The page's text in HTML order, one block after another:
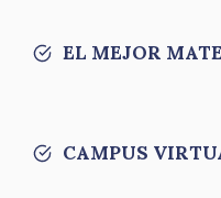
EL MEJOR
CAMPUS